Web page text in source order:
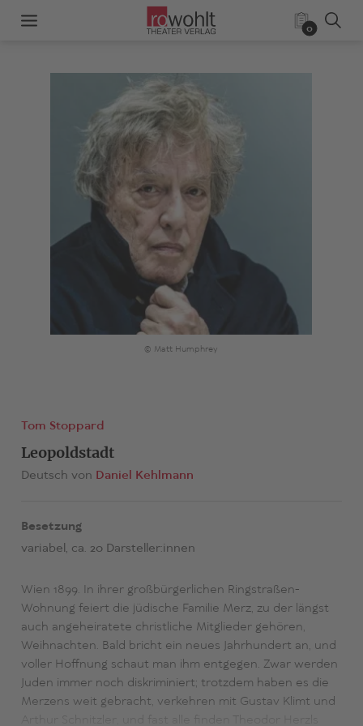
0
© Matt Humphrey
Tom Stoppard
Leopoldstadt
Deutsch von Daniel Kehlmann
Besetzung
variabel, ca. 20 Darsteller:innen
Wien 1899. In ihrer großbürgerlichen Ringstraßen-
Wohnung feiert die jüdische Familie Merz, zu der längst
auch angeheiratete christliche Mitglieder gehören,
Weihnachten. Bald bricht ein neues Jahrhundert an, und
voller Hoffnung schaut man ihm entgegen. Zwar werden
Juden immer noch diskriminiert; trotzdem haben es die
Merzens weit gebracht, verkehren mit Gustav Klimt und
Arthur Schnitzler, und fast alle finden Theodor Herzls